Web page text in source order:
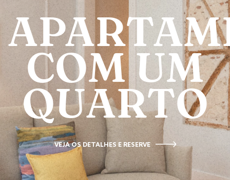
COM UM
QUARTO
VEJA OS DETALHES E RESERVE